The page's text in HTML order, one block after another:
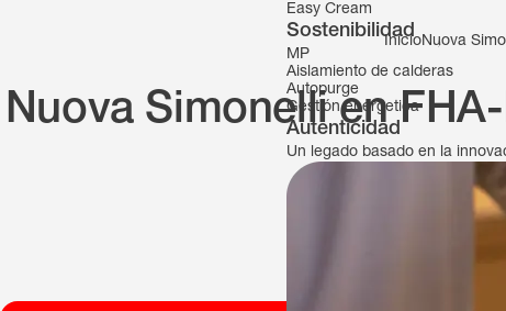
Easy Cream
Sostenibilidad
MP
Aislamiento de calderas
Autopurge
Gestión energetica
Autenticidad
Un legado basado en la
InicioNuova
Nuova Simonelli en